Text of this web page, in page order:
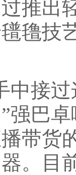
推出
氇技
接过
强巴
带货
。目